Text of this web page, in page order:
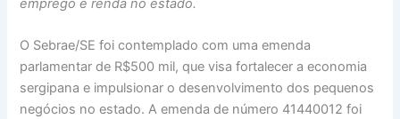
emprego e renda no estado.
O Sebrae/SE foi contemplado com uma emenda
parlamentar de R$500 mil, que visa fortalecer a economia
sergipana e impulsionar o desenvolvimento dos pequenos
negócios no estado. A emenda de número 41440012 foi